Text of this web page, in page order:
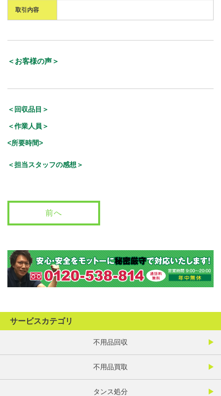
取引内容
＜お客様の声＞
＜回収品目＞
＜作業人員＞
<所要時間>
＜担当スタッフの感想＞
前へ
サービスカテゴリ
不用品回収
不用品買取
タンス処分